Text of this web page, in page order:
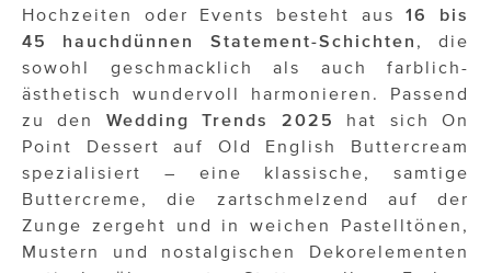
Hochzeiten oder Events besteht aus16 bis
45 hauchdünnen Statement-Schichten , die
sowohl geschmacklich als auch farblich-
ästhetisch wundervoll harmonieren. Passend
zu den Wedding Trends 2025
hat sich On
Point Dessert auf Old English Buttercream
spezialisiert – eine klassische, samtige
Buttercreme, die zartschmelzend auf der
Zunge zergeht und in weichen Pastelltönen,
Mustern und nostalgischen Dekorelementen